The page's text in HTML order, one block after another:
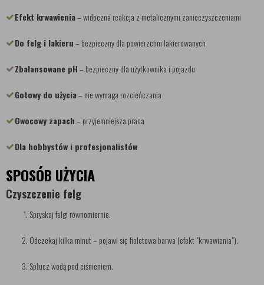
Efekt krwawienia– widoczna reakcja z metalicznymi zanieczyszczeniami
Do felg i lakieru– bezpieczny dla powierzchni lakierowanych
Zbalansowane pH– bezpieczny dla użytkownika i pojazdu
Gotowy do użycia– nie wymaga rozcieńczania
Owocowy zapach– przyjemniejsza praca
Dla hobbystów i profesjonalistów
SPOSÓB UŻYCIA
Czyszczenie felg
Spryskaj felgi równomiernie.
Odczekaj kilka minut – pojawi się fioletowa barwa (efekt "krwawienia").
Spłucz wodą pod ciśnieniem.